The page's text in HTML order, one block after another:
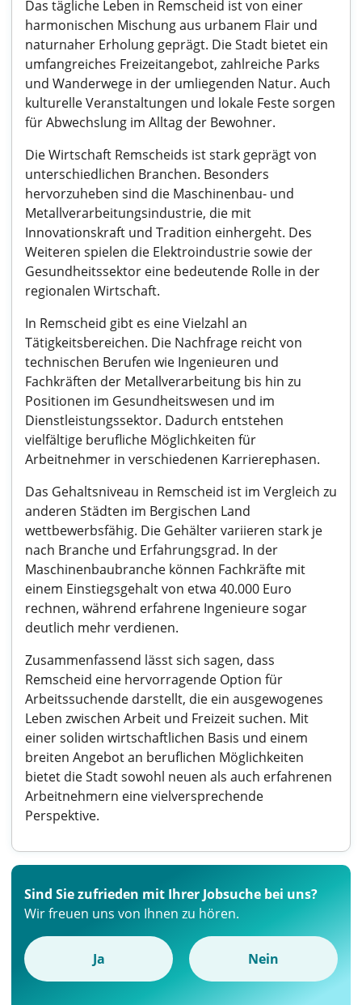
Das tägliche Leben in Remscheid ist von einer
harmonischen Mischung aus urbanem Flair und
naturnaher Erholung geprägt. Die Stadt bietet ein
umfangreiches Freizeitangebot, zahlreiche Parks
und Wanderwege in der umliegenden Natur. Auch
kulturelle Veranstaltungen und lokale Feste sorgen
für Abwechslung im Alltag der Bewohner.
Die Wirtschaft Remscheids ist stark geprägt von
unterschiedlichen Branchen. Besonders
hervorzuheben sind die Maschinenbau- und
Metallverarbeitungsindustrie, die mit
Innovationskraft und Tradition einhergeht. Des
Weiteren spielen die Elektroindustrie sowie der
Gesundheitssektor eine bedeutende Rolle in der
regionalen Wirtschaft.
In Remscheid gibt es eine Vielzahl an
Tätigkeitsbereichen. Die Nachfrage reicht von
technischen Berufen wie Ingenieuren und
Fachkräften der Metallverarbeitung bis hin zu
Positionen im Gesundheitswesen und im
Dienstleistungssektor. Dadurch entstehen
vielfältige berufliche Möglichkeiten für
Arbeitnehmer in verschiedenen Karrierephasen.
Das Gehaltsniveau in Remscheid ist im Vergleich zu
anderen Städten im Bergischen Land
wettbewerbsfähig. Die Gehälter variieren stark je
nach Branche und Erfahrungsgrad. In der
Maschinenbaubranche können Fachkräfte mit
einem Einstiegsgehalt von etwa 40.000 Euro
rechnen, während erfahrene Ingenieure sogar
deutlich mehr verdienen.
Zusammenfassend lässt sich sagen, dass
Remscheid eine hervorragende Option für
Arbeitssuchende darstellt, die ein ausgewogenes
Leben zwischen Arbeit und Freizeit suchen. Mit
einer soliden wirtschaftlichen Basis und einem
breiten Angebot an beruflichen Möglichkeiten
bietet die Stadt sowohl neuen als auch erfahrenen
Arbeitnehmern eine vielversprechende
Perspektive.
Sind Sie zufrieden mit Ihrer Jobsuche bei uns?
Wir freuen uns von Ihnen zu hören.
Ja Nein